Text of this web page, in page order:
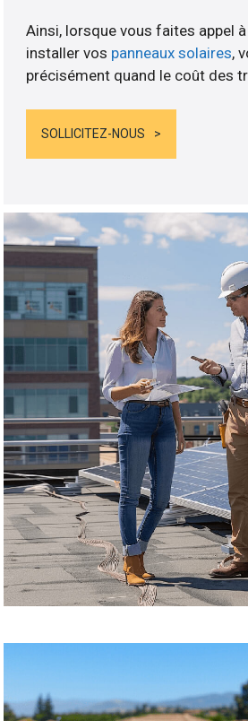
Ainsi, lorsque vous faites appel
installer vos panneaux solaires,
précisément quand le coût des
SOLLICITEZ-NOUS